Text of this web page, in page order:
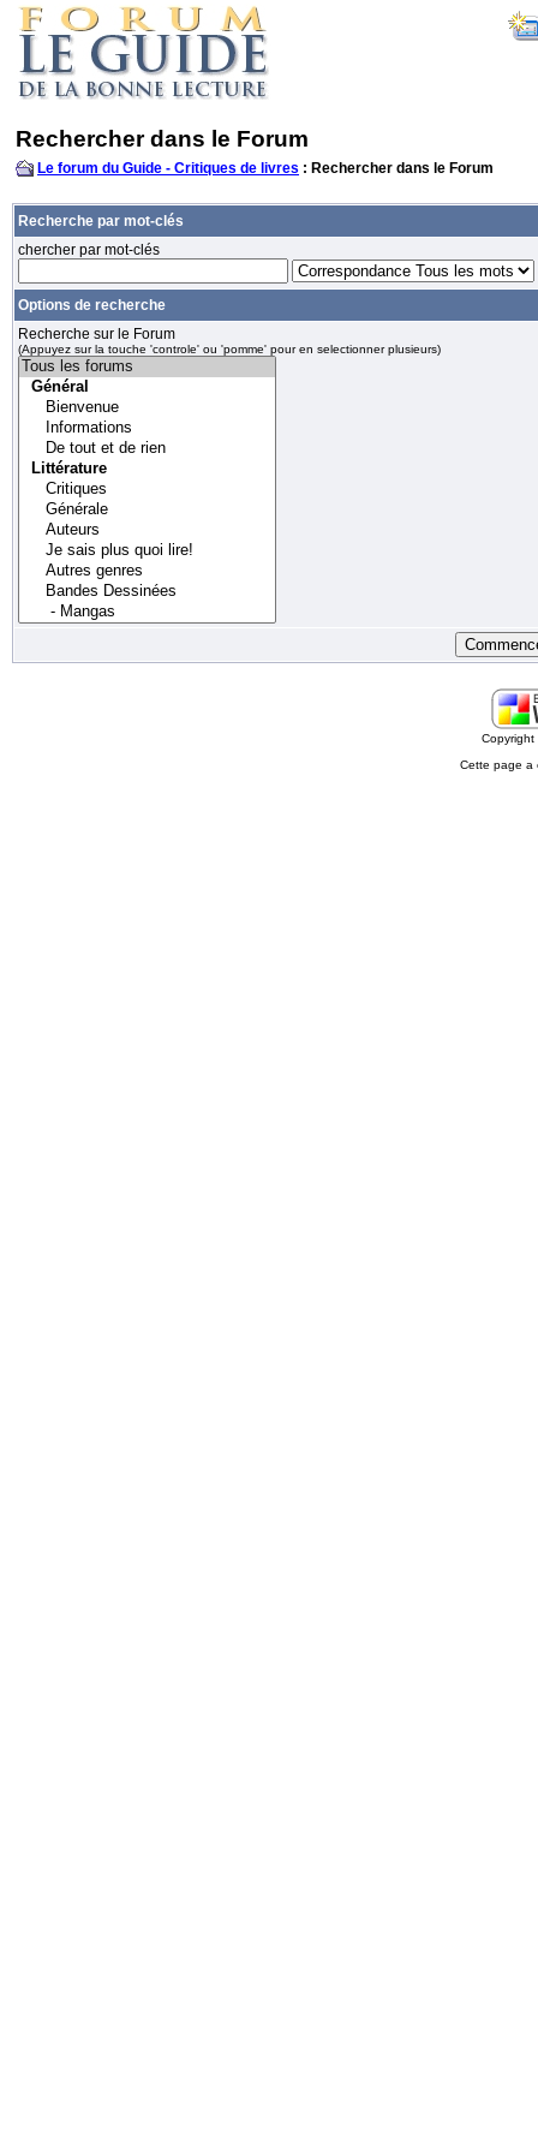
Rechercher dans le Forum
Le forum du Guide - Critiques de livres : Rechercher dans le Forum
Recherche par mot-clés
chercher par mot-clés
Options de recherche
Recherche sur le Forum
(Appuyez sur la touche 'controle' ou 'pomme' pour en selectionner plusieurs)
Cette page a